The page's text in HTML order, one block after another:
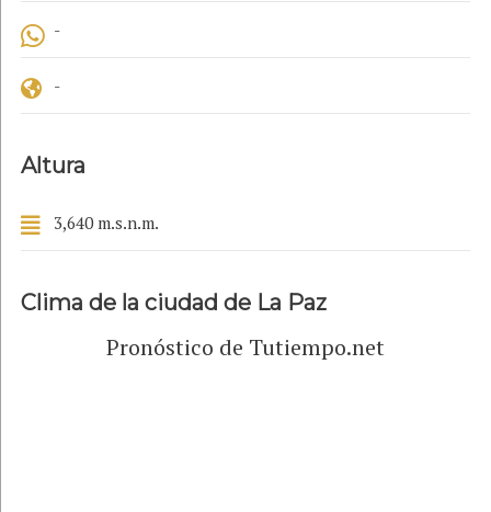
-
-
Altura
3,640 m.s.n.m.
Clima de la ciudad de La Paz
Pronóstico de Tutiempo.net